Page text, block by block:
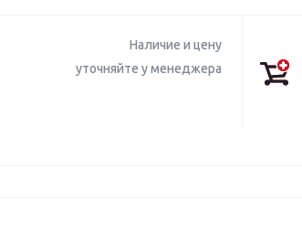
Наличие и цену
уточняйте у менеджера